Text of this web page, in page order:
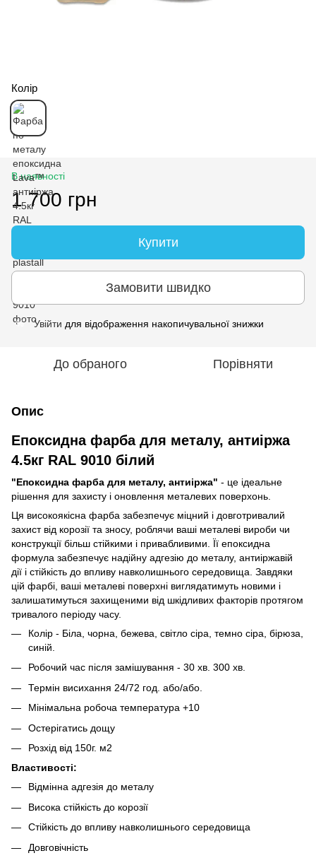
Колір
В наявності
1 700 грн
Купити
Замовити швидко
% Увійти для відображення накопичувальної знижки
До обраного Порівняти
Опис
Епоксидна фарба для металу, антиіржа
4.5кг RAL 9010 білий
"Епоксидна фарба для металу, антиіржа" - це ідеальне
рішення для захисту і оновлення металевих поверхонь.
Ця високоякісна фарба забезпечує міцний і довготривалий
захист від корозії та зносу, роблячи ваші металеві вироби чи
конструкції більш стійкими і привабливими. Її епоксидна
формула забезпечує надійну адгезію до металу, антиіржавій
дії і стійкість до впливу навколишнього середовища. Завдяки
цій фарбі, ваші металеві поверхні виглядатимуть новими і
залишатимуться захищеними від шкідливих факторів протягом
тривалого періоду часу.
Колір - Біла, чорна, бежева, світло сіра, темно сіра, бірюза,
синій.
Робочий час після замішування - 30 хв. 300 хв.
Термін висихання 24/72 год. або/або.
Мінімальна робоча температура +10
Остерігатись дощу
Розхід від 150г. м2
Властивості:
Відмінна адгезія до металу
Висока стійкість до корозії
Стійкість до впливу навколишнього середовища
Довговічність